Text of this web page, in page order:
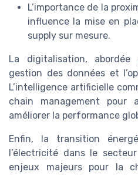
L’importance de la
influence la mise en
supply sur mesure.
La digitalisation,
gestion des données et
L’intelligence artificielle
chain management pour
améliorer la performance
Enfin, la transition
l’électricité dans le
enjeux majeurs pour la